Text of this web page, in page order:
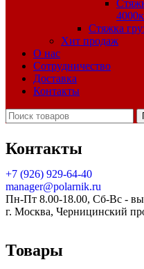
Стяжка
Хит продаж
О нас
Сотрудничество
Доставка
Контакты
Контакты
+7 (926) 929-64-40
manager@polarnik.ru
Пн-Пт 8.00-18.00, Сб-Вс -
г. Москва, Черницинский
Товары